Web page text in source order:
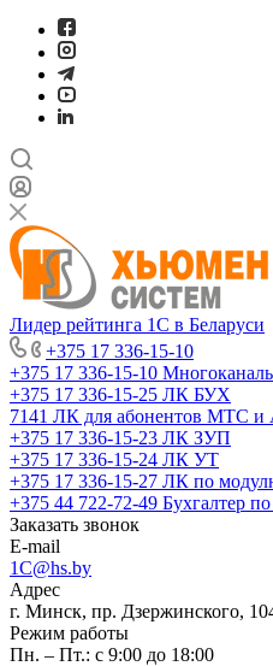
Лидер рейтинга 1С в Беларуси
+375 17 336-15-10
+375 17 336-15-10
+375 17 336-15-25 ЛК БУХ
7141 ЛК для абонентов МТС и
+375 17 336-15-23 ЛК ЗУП
+375 17 336-15-24 ЛК УТ
+375 17 336-15-27 ЛК по
+375 44 722-72-49 Бухгалтер
Заказать звонок
E-mail
1C@hs.by
Адрес
г. Минск, пр. Дзержинского,
Режим работы
Пн. – Пт.: с 9:00 до 18:00